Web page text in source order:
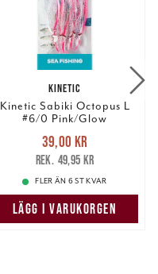
KINETIC
Kinetic Sabiki Octopus L
#6/0 Pink/Glow
Nuvarande pris
39,00 krTidigare pris
49,95 kr
39,00 kr
49,95 kr
FLER ÄN 6 ST KVAR
LÄGG I VARUKORGEN